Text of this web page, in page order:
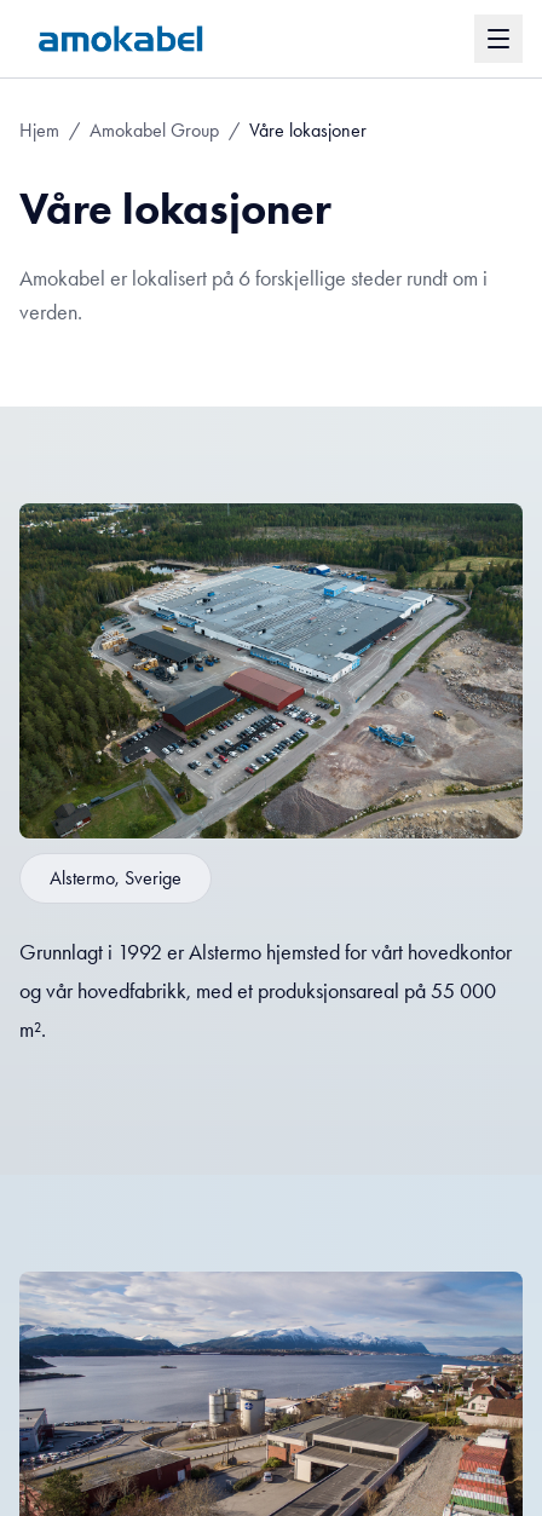
Hjem / Amokabel Group / Våre lokasjoner
Våre lokasjoner
Amokabel er lokalisert på 6 forskjellige steder rundt om i
verden.
Alstermo, Sverige
Grunnlagt i 1992 er Alstermo hjemsted for vårt hovedkontor
og vår hovedfabrikk, med et produksjonsareal på 55 000
m².